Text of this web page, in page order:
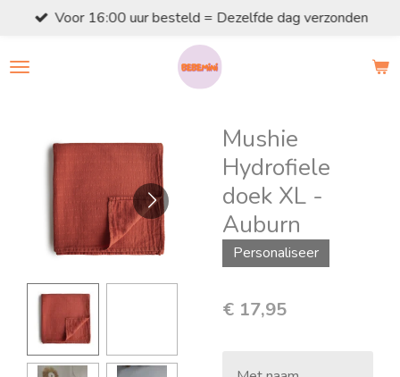
naar
Voor 16:00 uur besteld = Dezelfde dag verzonden
Mushie
Hydrofiele
doek XL -
Auburn
Personaliseer
€ 17,95